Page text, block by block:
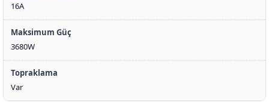
16A
Maksimum Güç
3680W
Topraklama
Var